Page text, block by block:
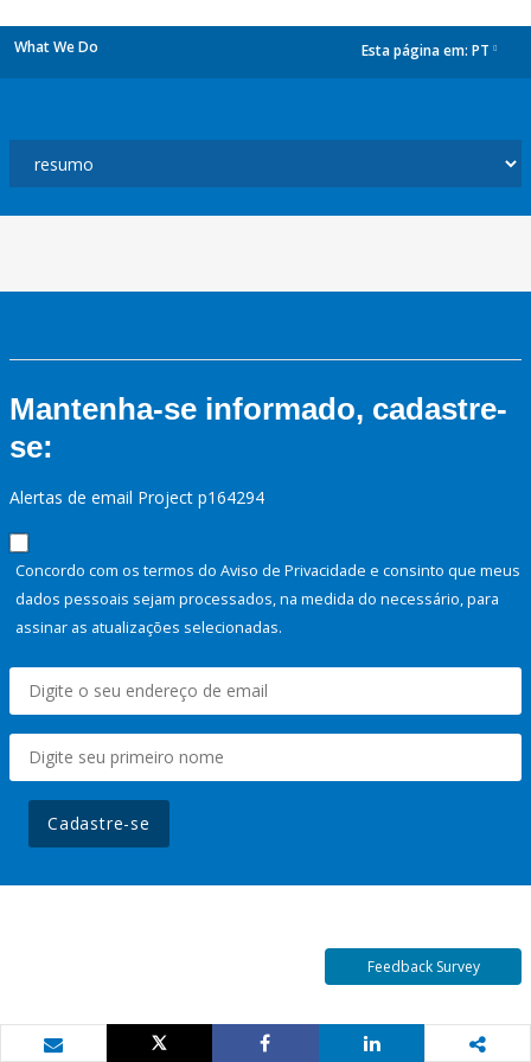
What We Do Esta página em: PT
Mantenha-se informado, cadastre-
se:
Alertas de email Project p164294
Concordo com os termos do Aviso de Privacidade e consinto que meus
dados pessoais sejam processados, na medida do necessário, para
assinar as atualizações selecionadas.
Cadastre-se
Feedback Survey